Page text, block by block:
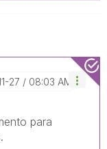
27 08:03 AM
para